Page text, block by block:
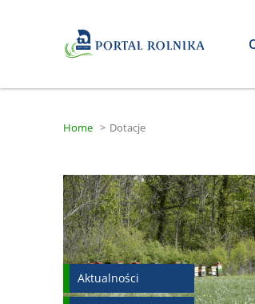
Home > Dotacje
Aktualności